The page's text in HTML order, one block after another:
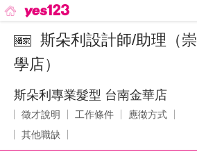
斯朵利設計師/助理（崇
學店）
斯朵利專業髮型 台南金華店
徵才說明 工作條件
應徵方式
其他職缺